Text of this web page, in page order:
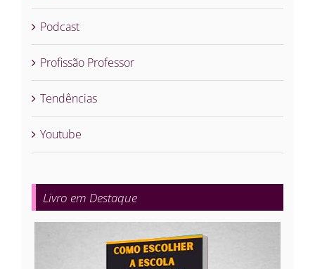
Podcast
Profissão Professor
Tendências
Youtube
Livro em Destaque